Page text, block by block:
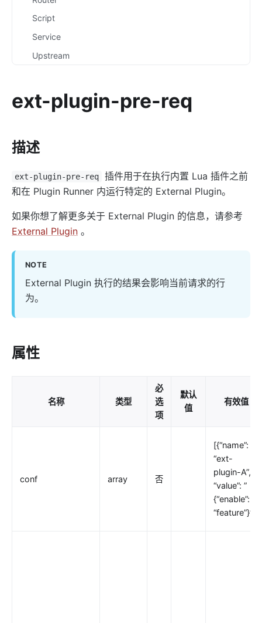
Script
Service
Upstream
Plugins
ai-rate-limiting
ai-prompt-guard
ai-aws-content-moderation
ai-aliyun-content-moderation
ai-prompt-template
ai-rag
gzip
ext-plugin-pre-req
ext-plugin-pre-req
描述
ext-plugin-pre-req
插件用于在执行内置 Lua 插件之前
和在 Plugin Runner 内运行特定的 External Plugin。
如果你想了解更多关于 External Plugin 的信息，请参考
External Plugin 。
NOTE
External Plugin 执行的结果会影响当前请求的行
为。
属性
名称 类型
必
选
项
默认
值
有效值
conf array 否
[{“name”:
“ext-
plugin-A”,
“value”: ”
{“enable”:
“feature”}”}]